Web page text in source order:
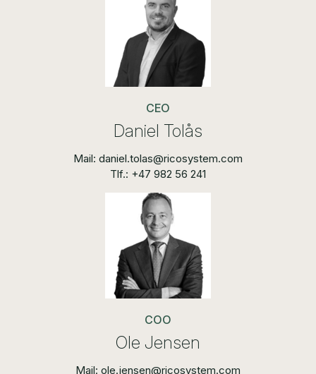
CEO
Daniel Tolås
Mail: daniel.tolas@ricosystem.com
Tlf.: +47 982 56 241
COO
Ole Jensen
Mail: ole.jensen@ricosystem.com